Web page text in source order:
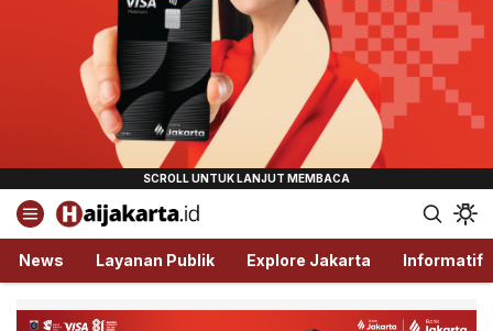
Haijakarta.id
Semua Tentang Jakarta Ada Disini!
News Layanan Publik Explore Jakarta Informatif